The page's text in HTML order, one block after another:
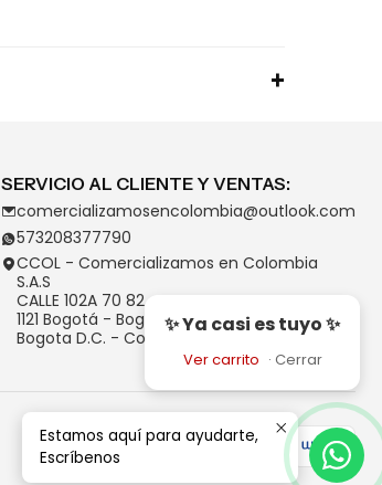
✨ Ya casi es tuyo ✨
Ver carrito · Cerrar
SERVICIO AL CLIENTE Y VENTAS:
comercializamosencolombia@outlook.com
573208377790
CCOL - Comercializamos en Colombia
S.A.S
CALLE 102A 70 82
1121 Bogotá - Bogotá D.C.
Bogota D.C. - Colombia
Estamos aquí para ayudarte,
Escríbenos